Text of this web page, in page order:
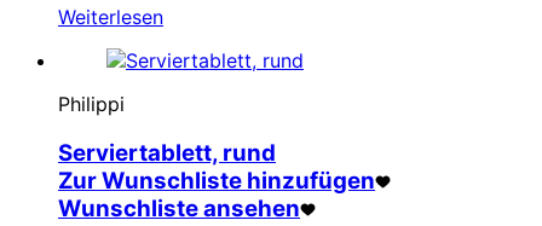
Weiterlesen
Philippi
Serviertablett, rund
Zur Wunschliste hinzufügen
Wunschliste ansehen